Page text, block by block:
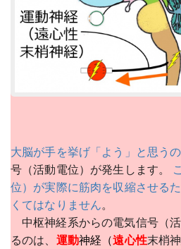
大脳が手を挙げ「よう」と思う
号（活動電位）が発生します。
位）が実際に筋肉を収縮させる
くてはなりません。
中枢神経系からの電気信号（
るのは、 運動神経（遠心性末梢